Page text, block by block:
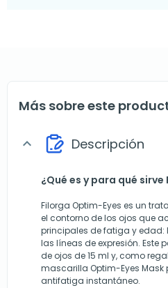
Más sobre este
expand_more Descripción
¿Qué es y para qué
Filorga Optim-Eyes es un
el contorno de los ojos que
principales de fatiga y edad:
las líneas de expresión. Este
de ojos de 15 ml y, como
mascarilla Optim-Eyes Mask
antifatiga instantáneo.